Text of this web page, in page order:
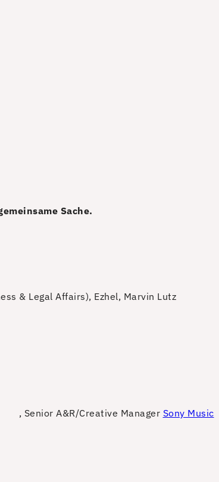
Sache.
& Legal Affairs), Ezhel, Marvin Lutz
, Senior A&R/Creative Manager Sony Music